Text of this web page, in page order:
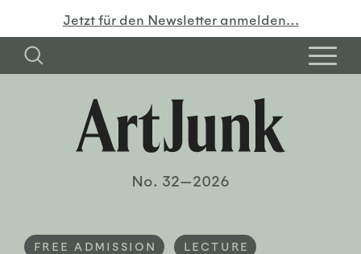
Jetzt für den Newsletter anmelden…
No. 32—2026
FREE ADMISSION LECTURE